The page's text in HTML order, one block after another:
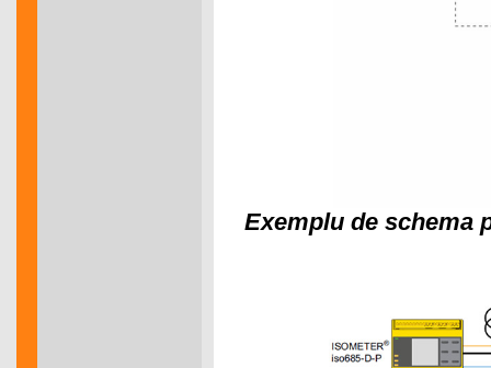
Exemplu de schema